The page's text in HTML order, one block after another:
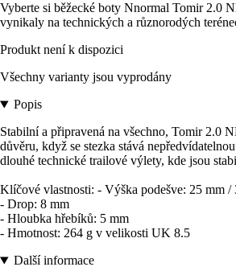
Vyberte si běžecké boty Nnormal Tomir 2.0
vynikaly na technických a různorodých
Produkt není k dispozici
Všechny varianty jsou vyprodány
Popis
Stabilní a připravená na všechno, Tomir 2.0
důvěru, když se stezka stává
dlouhé technické trailové výlety, kde jsou
Klíčové vlastnosti: - Výška podešve: 25 mm /
- Drop: 8 mm
- Hloubka hřebíků: 5 mm
- Hmotnost: 264 g v velikosti UK 8.5
Další informace